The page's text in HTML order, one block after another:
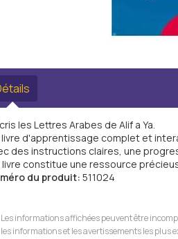
les Lettres Arabes de Alif a Ya.
livre d'apprentissage complet et
des instructions claires, une
livre constitue une ressource
du produit: 511024
Les informations affichées peuvent être
les informations et les avertissements les plus